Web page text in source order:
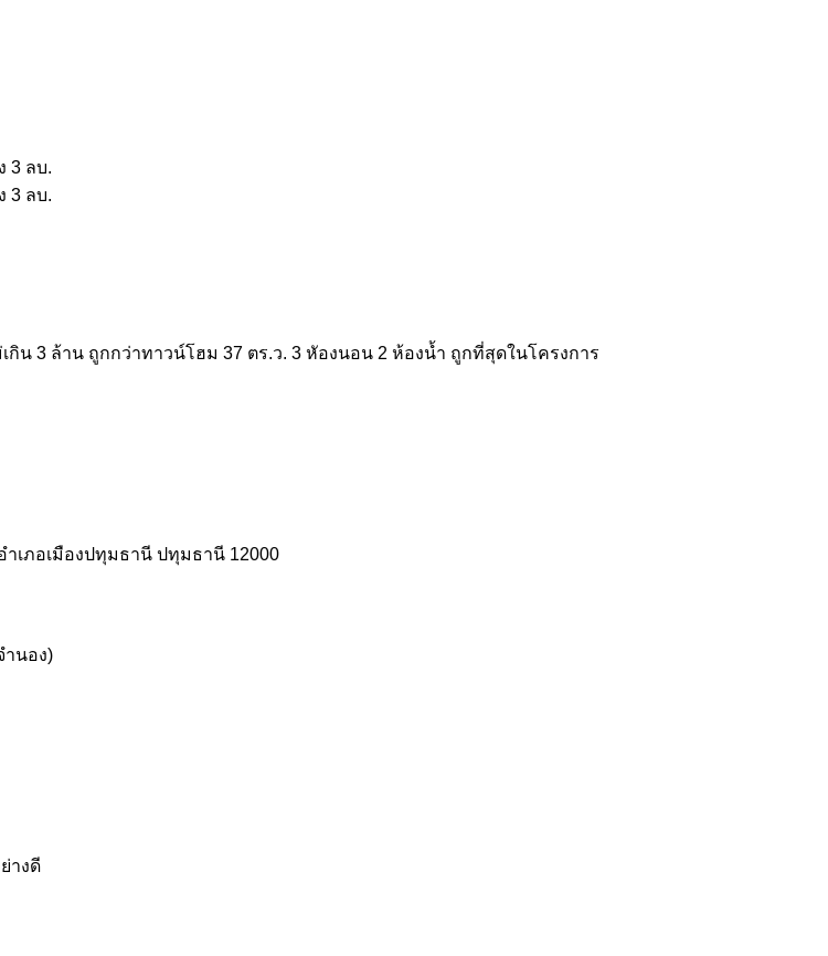
น 3 ล้าน ถูกกว่าทาวน์โฮม 37 ตร.ว. 3 หัองนอน 2 ห้องน้ำ ถูกที่สุดในโครงการ
เภอเมืองปทุมธานี ปทุมธานี 12000
ำนอง)
างดี